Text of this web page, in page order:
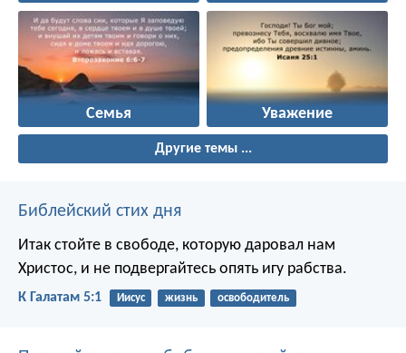
Семья Уважение
Другие темы ...
Библейский стих дня
Итак стойте в свободе, которую даровал нам
Христос, и не подвергайтесь опять игу рабства.
К Галатам 5:1 Иисус жизнь освободитель